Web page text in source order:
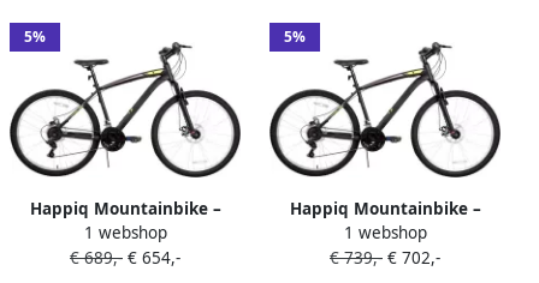
5%
Happiq Mountainbike –
Voor en – 18 versnellingen
voorverende vork dubbele
1 webshop
€ 689,- € 654,-
5%
Happiq Mountainbike –
Voor en – 18 versnellingen
voorverende vork dubbele
1 webshop
€ 739,- € 702,-